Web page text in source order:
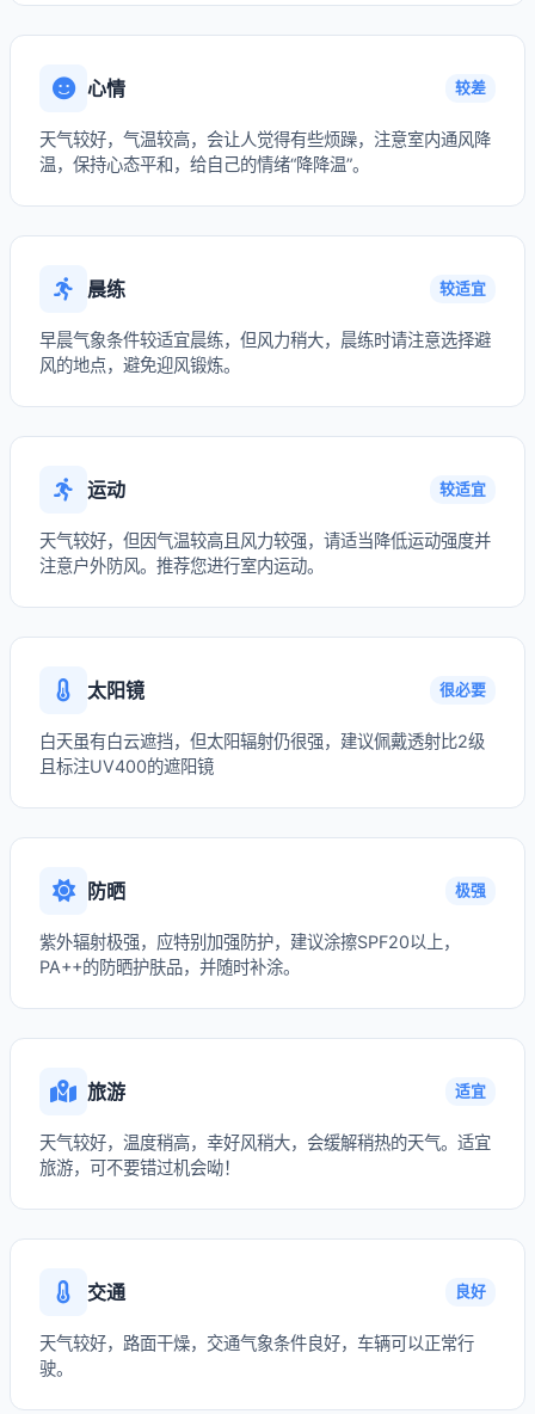
心情 较差
天气较好，气温较高，会让人觉得有些烦躁，注意室内通风降
温，保持心态平和，给自己的情绪“降降温”。
晨练 较适宜
早晨气象条件较适宜晨练，但风力稍大，晨练时请注意选择避
风的地点，避免迎风锻炼。
运动 较适宜
天气较好，但因气温较高且风力较强，请适当降低运动强度并
注意户外防风。推荐您进行室内运动。
太阳镜 很必要
白天虽有白云遮挡，但太阳辐射仍很强，建议佩戴透射比2级
且标注UV400的遮阳镜
防晒 极强
紫外辐射极强，应特别加强防护，建议涂擦SPF20以上，
PA++的防晒护肤品，并随时补涂。
旅游 适宜
天气较好，温度稍高，幸好风稍大，会缓解稍热的天气。适宜
旅游，可不要错过机会呦！
交通 良好
天气较好，路面干燥，交通气象条件良好，车辆可以正常行
驶。